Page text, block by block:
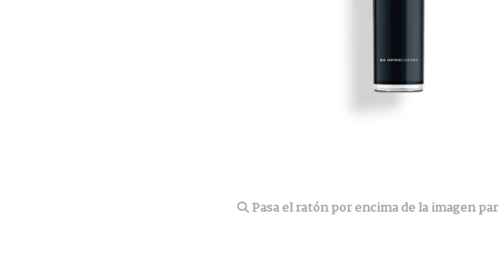
Pasa el ratón por encima de la imagen